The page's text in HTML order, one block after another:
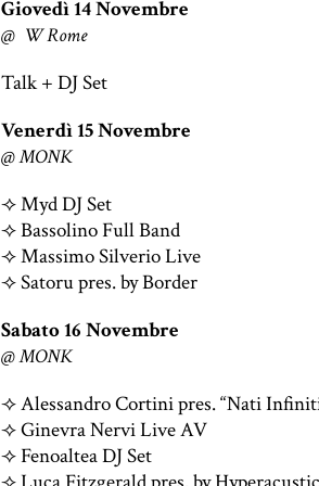
Giovedì 14 Novembre
@ W Rome
Talk + DJ Set
Venerdì 15 Novembre
@ MONK
⟢ Myd DJ Set
⟢ Bassolino Full Band
⟢ Massimo Silverio Live
⟢ Satoru pres. by Border
Sabato 16 Novembre
@ MONK
⟢ Alessandro Cortini pres. “Nati
⟢ Ginevra Nervi Live AV
⟢ Fenoaltea DJ Set